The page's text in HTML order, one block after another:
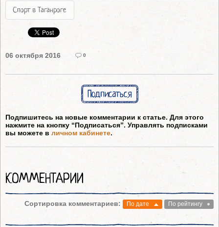
Спорт в Таганроге
06 октября 2016 0
Подписаться
Подпишитесь на новые комментарии к статье. Для этого
нажмите на кнопку “Подписаться”. Управлять подписками
вы можете в личном кабинете.
КОММЕНТАРИИ
Сортировка комментариев: По дате По рейтингу